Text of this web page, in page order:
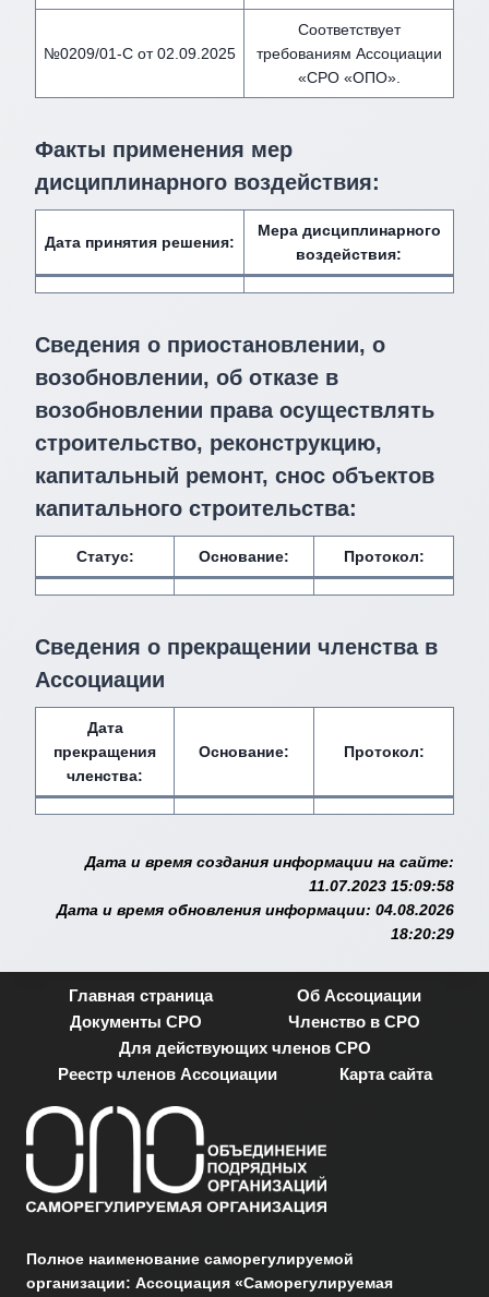
№0209/01-С от 02.09.2025
Соответствует
требованиям Ассоциации
«СРО «ОПО».
Факты применения мер
дисциплинарного воздействия:
Дата принятия решения:
Мера дисциплинарного
воздействия:
Сведения о приостановлении, о
возобновлении, об отказе в
возобновлении права осуществлять
строительство, реконструкцию,
капитальный ремонт, снос объектов
капитального строительства:
Статус: Основание: Протокол:
Сведения о прекращении членства в
Ассоциации
Дата
прекращения
членства:
Основание: Протокол:
Дата и время создания информации на сайте:
11.07.2023 15:09:58
Дата и время обновления информации: 04.08.2026
18:20:29
Главная страница
Об Ассоциации
Документы СРО
Членство в СРО
Для действующих членов СРО
Реестр членов Ассоциации
Карта сайта
Полное наименование саморегулируемой
организации: Ассоциация «Саморегулируемая